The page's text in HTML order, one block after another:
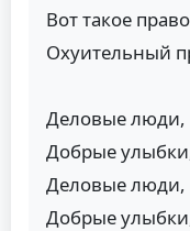
Вот такое
Охуительный
Деловые люди,
Добрые
Деловые люди,
Добрые